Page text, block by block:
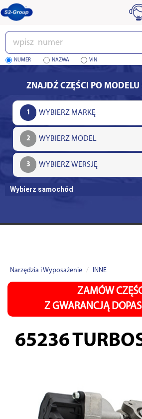
Wpisz
numer
NUMER NAZWA VIN
ZNAJDŹ CZĘŚCI PO
1
2
3
Wybierz samochód
Narzędzia i Wyposażenie INNE
ZAMÓW
Z GWARANCJĄ
65236